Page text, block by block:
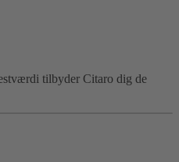
tilbyder Citaro dig de